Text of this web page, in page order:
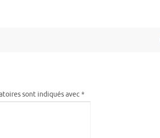
sont indiqués avec *